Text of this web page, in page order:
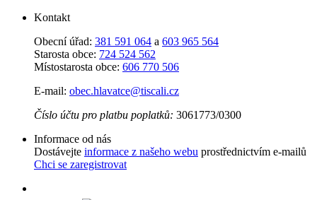
Kontakt
Obecní úřad: 381 591 064 a 603 965 564
Starosta obce: 724 524 562
Místostarosta obce: 606 770 506
E-mail: obec.hlavatce@tiscali.cz
Číslo účtu pro platbu poplatků: 3061773/0300
Informace od nás
Dostávejte informace z našeho webu prostřednictvím e-mailů
Chci se zaregistrovat